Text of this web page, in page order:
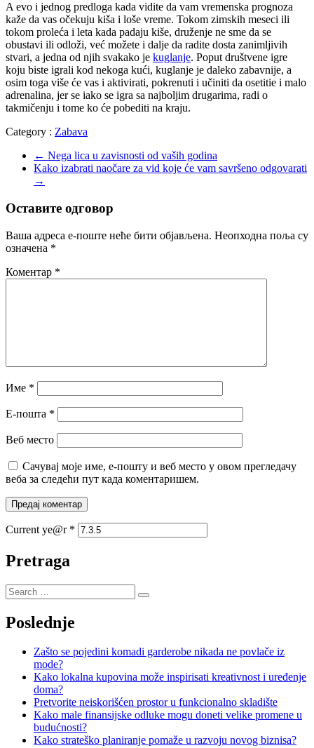
A evo i jednog predloga kada vidite da vam vremenska prognoza
kaže da vas očekuju kiša i loše vreme. Tokom zimskih meseci ili
tokom proleća i leta kada padaju kiše, druženje ne sme da se
obustavi ili odloži, već možete i dalje da radite dosta zanimljivih
stvari, a jedna od njih svakako je kuglanje. Poput društvene igre
koju biste igrali kod nekoga kući, kuglanje je daleko zabavnije, a
osim toga više će vas i aktivirati, pokrenuti i učiniti da osetitie i malo
adrenalina, jer se iako se igra sa najboljim drugarima, radi o
takmičenju i tome ko će pobediti na kraju.
Category : Zabava
← Nega lica u zavisnosti od vaših godina
Kako izabrati naočare za vid koje će vam savršeno odgovarati
→
Оставите одговор
Ваша адреса е-поште неће бити објављена. Неопходна поља су
означена *
Коментар *
Име *
Е-пошта *
Веб место
Сачувај моје име, е-пошту и веб место у овом прегледачу
веба за следећи пут када коментаришем.
Current ye@r *
Pretraga
Poslednje
Zašto se pojedini komadi garderobe nikada ne povlače iz
mode?
Kako lokalna kupovina može inspirisati kreativnost i uređenje
doma?
Pretvorite neiskorišćen prostor u funkcionalno skladište
Kako male finansijske odluke mogu doneti velike promene u
budućnosti?
Kako strateško planiranje pomaže u razvoju novog biznisa?